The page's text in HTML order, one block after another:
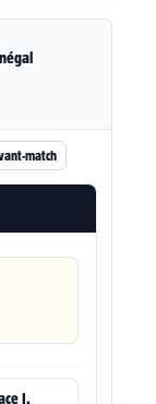
match
I.